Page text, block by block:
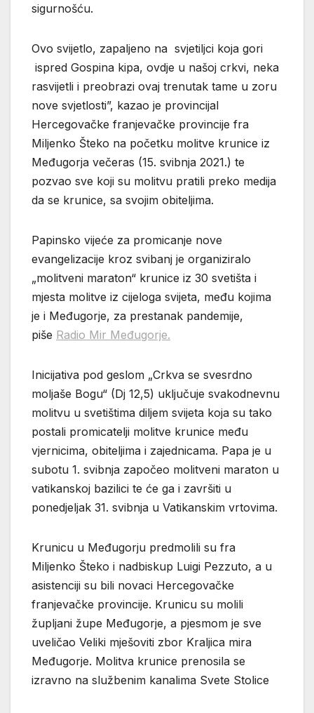
sigurnošću.
Ovo svijetlo, zapaljeno na svjetiljci koja gori
ispred Gospina kipa, ovdje u našoj crkvi, neka
rasvijetli i preobrazi ovaj trenutak tame u zoru
nove svjetlosti”, kazao je provincijal
Hercegovačke franjevačke provincije fra
Miljenko Šteko na početku molitve krunice iz
Međugorja večeras (15. svibnja 2021.) te
pozvao sve koji su molitvu pratili preko medija
da se krunice, sa svojim obiteljima.
Papinsko vijeće za promicanje nove
evangelizacije kroz svibanj je organiziralo
„molitveni maraton“ krunice iz 30 svetišta i
mjesta molitve iz cijeloga svijeta, među kojima
je i Međugorje, za prestanak pandemije,
piše Radio Mir Međugorje.
Inicijativa pod geslom „Crkva se svesrdno
moljaše Bogu“ (Dj 12,5) uključuje svakodnevnu
molitvu u svetištima diljem svijeta koja su tako
postali promicatelji molitve krunice među
vjernicima, obiteljima i zajednicama. Papa je u
subotu 1. svibnja započeo molitveni maraton u
vatikanskoj bazilici te će ga i završiti u
ponedjeljak 31. svibnja u Vatikanskim vrtovima.
Krunicu u Međugorju predmolili su fra
Miljenko Šteko i nadbiskup Luigi Pezzuto, a u
asistenciji su bili novaci Hercegovačke
franjevačke provincije. Krunicu su molili
župljani župe Međugorje, a pjesmom je sve
uveličao Veliki mješoviti zbor Kraljica mira
Međugorje. Molitva krunice prenosila se
izravno na službenim kanalima Svete Stolice